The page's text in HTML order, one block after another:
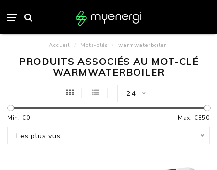
Accueil / Mots-clés / warmwaterboiler
PRODUITS ASSOCIÉS AU MOT-CLÉ
WARMWATERBOILER
24
Min: €0 Max: €850
Les plus vus